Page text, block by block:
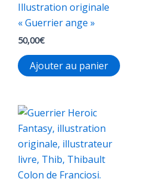
Illustration originale
« Guerrier ange »
50,00€
Ajouter au panier